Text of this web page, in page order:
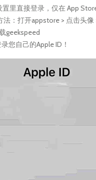
里直接登录，仅在 App
法：打开appstore > 点击头
geekspeed
您自己的Apple ID！